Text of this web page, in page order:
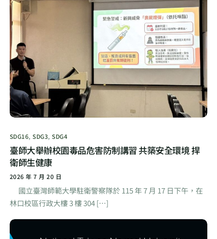
SDG16,SDG3,SDG4
臺師大舉辦校園毒品危害防制講習 共築安全環境 捍
衛師生健康
2026 年 7 月 20 日
國立臺灣師範大學駐衛警察隊於 115 年 7 月 17 日下午，在
林口校區行政大樓 3 樓 304 […]